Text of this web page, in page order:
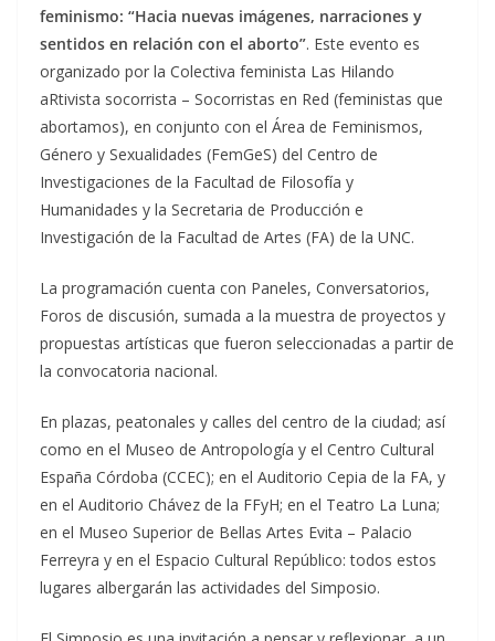
feminismo: “Hacia nuevas imágenes, narraciones y
sentidos en relación con el aborto”. Este evento es
organizado por la Colectiva feminista Las Hilando
aRtivista socorrista – Socorristas en Red (feministas que
abortamos), en conjunto con el Área de Feminismos,
Género y Sexualidades (FemGeS) del Centro de
Investigaciones de la Facultad de Filosofía y
Humanidades y la Secretaria de Producción e
Investigación de la Facultad de Artes (FA) de la UNC.
La programación cuenta con Paneles, Conversatorios,
Foros de discusión, sumada a la muestra de proyectos y
propuestas artísticas que fueron seleccionadas a partir de
la convocatoria nacional.
En plazas, peatonales y calles del centro de la ciudad; así
como en el Museo de Antropología y el Centro Cultural
España Córdoba (CCEC); en el Auditorio Cepia de la FA, y
en el Auditorio Chávez de la FFyH; en el Teatro La Luna;
en el Museo Superior de Bellas Artes Evita – Palacio
Ferreyra y en el Espacio Cultural Repúblico: todos estos
lugares albergarán las actividades del Simposio.